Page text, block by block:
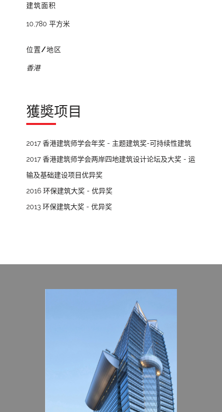
建筑面积
10,780 平方米
位置/地区
香港
獲奬项目
2017 香港建筑师学会年奖 - 主题建筑奖-可持续性建筑
2017 香港建筑师学会两岸四地建筑设计论坛及大奖 - 运
输及基础建设项目优异奖
2016 环保建筑大奖 - 优异奖
2013 环保建筑大奖 - 优异奖